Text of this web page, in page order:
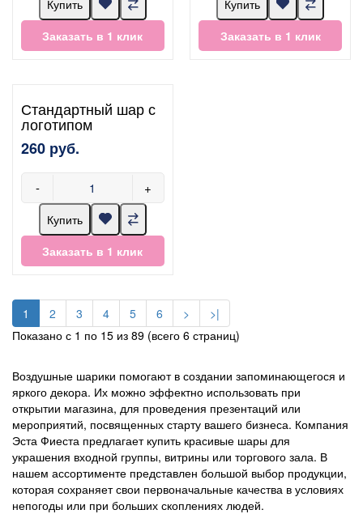
Купить
Заказать в 1 клик
Купить
Заказать в 1 клик
Стандартный шар с
логотипом
260 руб.
- +
Купить
Заказать в 1 клик
1 2 3 4 5 6 >
>|
Показано с 1 по 15 из 89 (всего 6 страниц)
Воздушные шарики помогают в создании запоминающегося и
яркого декора. Их можно эффектно использовать при
открытии магазина, для проведения презентаций или
мероприятий, посвященных старту вашего бизнеса. Компания
Эста Фиеста предлагает купить красивые шары для
украшения входной группы, витрины или торгового зала. В
нашем ассортименте представлен большой выбор продукции,
которая сохраняет свои первоначальные качества в условиях
непогоды или при больших скоплениях людей.